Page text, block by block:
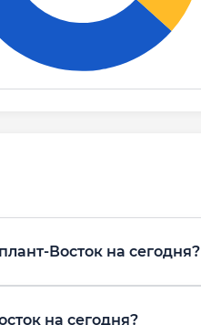
Восток на сегодня?
на сегодня?